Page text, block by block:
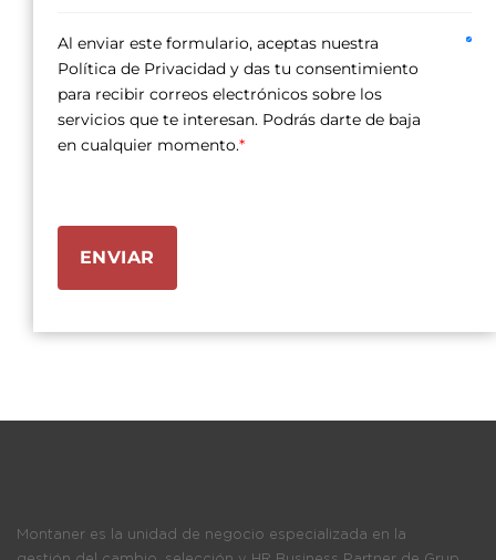
Al enviar este formulario, aceptas nuestra
Política de Privacidad y das tu consentimiento
para recibir correos electrónicos sobre los
servicios que te interesan. Podrás darte de baja
en cualquier momento.*
ENVIAR
Montaner es la unidad de negocio especializada en la